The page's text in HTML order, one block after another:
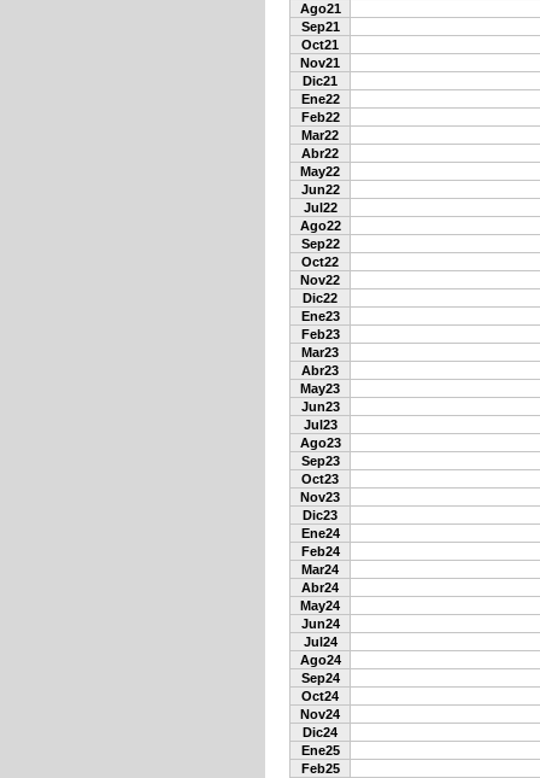
Ago21
Sep21
Oct21
Nov21
Dic21
Ene22
Feb22
Mar22
Abr22
May22
Jun22
Jul22
Ago22
Sep22
Oct22
Nov22
Dic22
Ene23
Feb23
Mar23
Abr23
May23
Jun23
Jul23
Ago23
Sep23
Oct23
Nov23
Dic23
Ene24
Feb24
Mar24
Abr24
May24
Jun24
Jul24
Ago24
Sep24
Oct24
Nov24
Dic24
Ene25
Feb25